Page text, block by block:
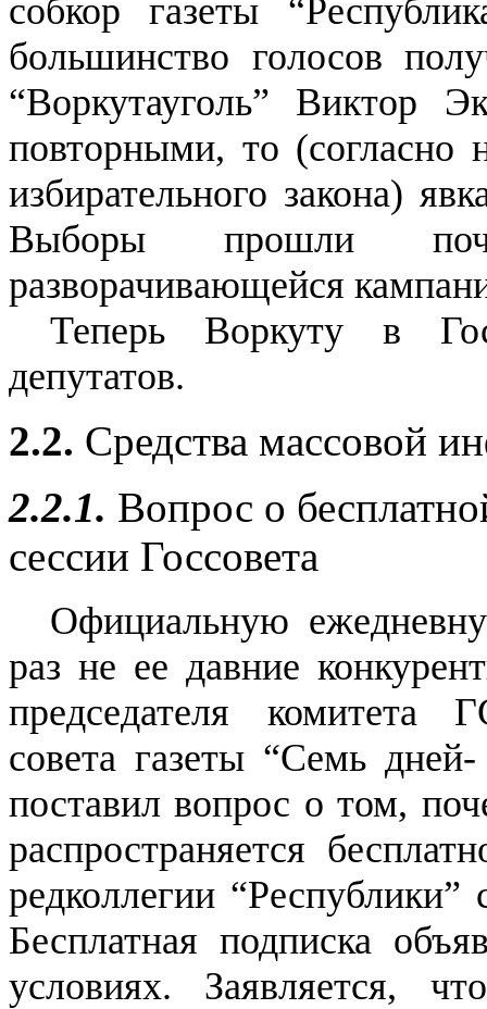
собкор газеты
большинство голосов
“Воркутауголь” Виктор
повторными, то (согласно
избирательного закона)
Выборы прошли
разворачивающейся
Теперь Воркуту в
депутатов.
2.2. Средства массовой
2.2.1. Вопрос о
сессии Госсовета
Официальную
раз не ее давние
председателя комитета
совета газеты “Семь
поставил вопрос о том,
распространяется
редколлегии
Бесплатная подписка
условиях. Заявляется,